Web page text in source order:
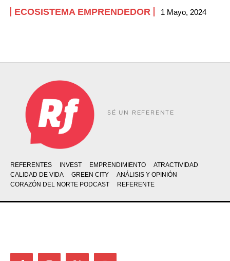
ECOSISTEMA EMPRENDEDOR 1 Mayo, 2024
SÉ UN REFERENTE
REFERENTES INVEST EMPRENDIMIENTO
ATRACTIVIDAD
CALIDAD DE VIDA
GREEN CITY
ANÁLISIS Y OPINIÓN
CORAZÓN DEL NORTE PODCAST
REFERENTE